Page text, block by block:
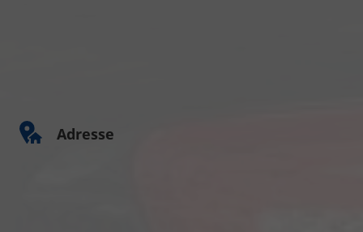
Adresse